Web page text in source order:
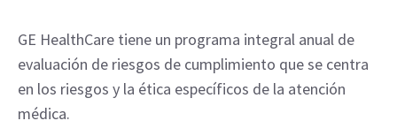
GE HealthCare tiene un programa integral anual de
evaluación de riesgos de cumplimiento que se centra
en los riesgos y la ética específicos de la atención
médica.